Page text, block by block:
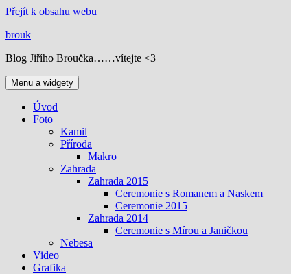
Přejít k obsahu webu
brouk
Blog Jiřího Broučka……vítejte <3
Menu a widgety
Úvod
Foto
Kamil
Příroda
Makro
Zahrada
Zahrada 2015
Ceremonie s Romanem a Naskem
Ceremonie 2015
Zahrada 2014
Ceremonie s Mírou a Janičkou
Nebesa
Video
Grafika